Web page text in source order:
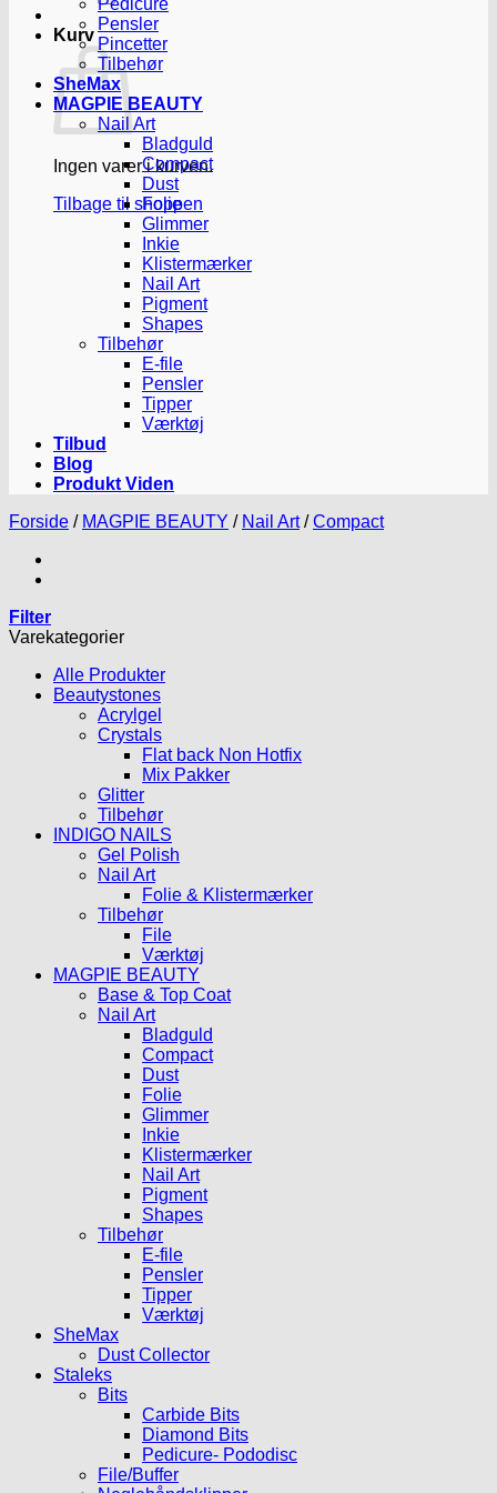
Kurv
Ingen varer i kurven.
Tilbage til shoppen
Pedicure
Pensler
Pincetter
Tilbehør
SheMax
MAGPIE BEAUTY
Nail Art
Bladguld
Compact
Dust
Folie
Glimmer
Inkie
Klistermærker
Nail Art
Pigment
Shapes
Tilbehør
E-file
Pensler
Tipper
Værktøj
Tilbud
Blog
Produkt Viden
Forside / MAGPIE BEAUTY / Nail Art / Compact
Filter
Varekategorier
Alle Produkter
Beautystones
Acrylgel
Crystals
Flat back Non Hotfix
Mix Pakker
Glitter
Tilbehør
INDIGO NAILS
Gel Polish
Nail Art
Folie & Klistermærker
Tilbehør
File
Værktøj
MAGPIE BEAUTY
Base & Top Coat
Nail Art
Bladguld
Compact
Dust
Folie
Glimmer
Inkie
Klistermærker
Nail Art
Pigment
Shapes
Tilbehør
E-file
Pensler
Tipper
Værktøj
SheMax
Dust Collector
Staleks
Bits
Carbide Bits
Diamond Bits
Pedicure- Pododisc
File/Buffer